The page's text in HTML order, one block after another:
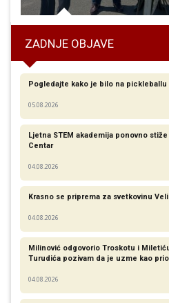
ZADNJE OBJAVE
Pogledajte kako je bilo na pickleballu
05.08.2026
Ljetna STEM akademija ponovno
Centar
04.08.2026
Krasno se priprema za svetkovinu
04.08.2026
Milinović odgovorio Troskotu i
Turudića pozivam da je uzme kao
04.08.2026